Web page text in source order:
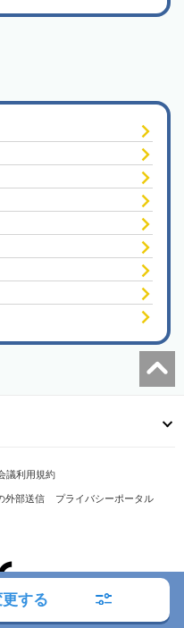
する
議利用規約
外部送信 プライバシーポータル